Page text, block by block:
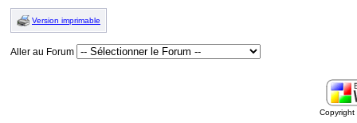
Version imprimable
Aller au Forum